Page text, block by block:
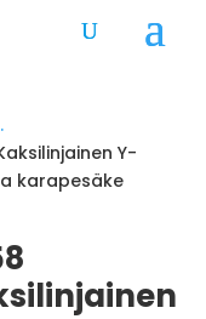
Y-
karapesäke